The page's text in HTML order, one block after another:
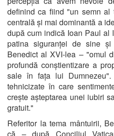
definind ca fiind "un semn al
centrală și mai dominantă a
după cum indică Ioan Paul al
patina siguranței de sine
Benedict al XVI-lea – "omul
profundă conștientizare a
sale în fața lui
tehnicizate în care
crește așteptarea unei iubiri
gratuit."
Referitor la tema mântuirii,
că – după Conciliul